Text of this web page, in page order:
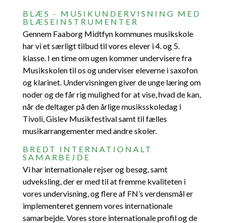
BLÆS - MUSIKUNDERVISNING MED
BLÆSEINSTRUMENTER
Gennem Faaborg Midtfyn kommunes musikskole
har vi et særligt tilbud til vores elever i 4. og 5.
klasse. I en time om ugen kommer undervisere fra
Musikskolen til os og underviser eleverne i saxofon
og klarinet. Undervisningen giver de unge læring om
noder og de får rig mulighed for at vise, hvad de kan,
når de deltager på den årlige musiksskoledag i
Tivoli, Gislev Musikfestival samt til fælles
musikarrangementer med andre skoler.
BREDT INTERNATIONALT
SAMARBEJDE
Vi har internationale rejser og besøg, samt
udveksling, der er med til at fremme kvaliteten i
vores undervisning, og flere af FN’s verdensmål er
implementeret gennem vores internationale
samarbejde. Vores store internationale profil og de